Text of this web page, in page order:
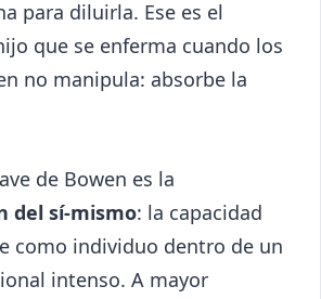
para diluirla. Ese es el
que se enferma cuando los
no manipula: absorbe la
de Bowen es la
del sí-mismo: la capacidad
como individuo dentro de un
intenso. A mayor